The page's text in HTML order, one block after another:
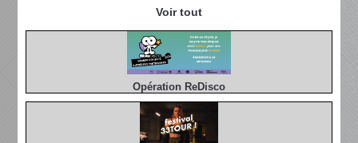
Voir tout
Opération ReDisco